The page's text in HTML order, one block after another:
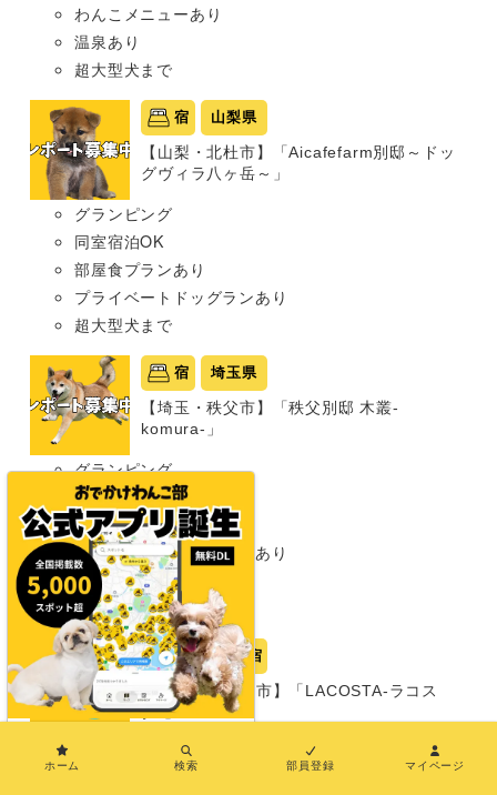
わんこメニューあり
温泉あり
超大型犬まで
宿 山梨県
【山梨・北杜市】「Aicafefarm別邸～ドッ
グヴィラ八ヶ岳～」
グランピング
同室宿泊OK
部屋食プランあり
プライベートドッグランあり
超大型犬まで
宿 埼玉県
【埼玉・秩父市】「秩父別邸 木叢-
komura-」
グランピング
同室宿泊OK
部屋食プランあり
プライベートドッグランあり
わんこメニューあり
超大型犬まで
岡山県 宿
【岡山・瀬戸内市】「LACOSTA-ラコス
タ-」
ホーム 検索 部員登録 マイページ